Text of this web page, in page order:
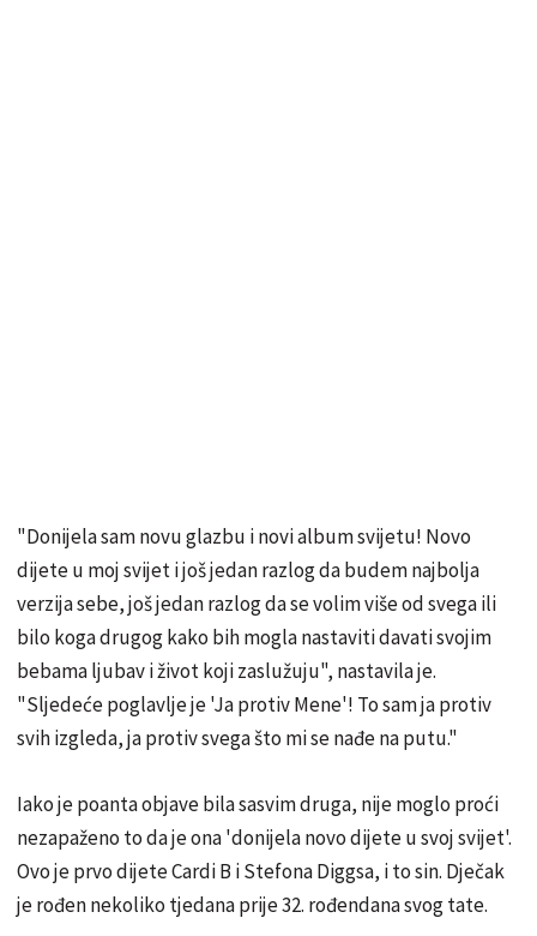
"Donijela sam novu glazbu i novi album svijetu! Novo
dijete u moj svijet i još jedan razlog da budem najbolja
verzija sebe, još jedan razlog da se volim više od svega ili
bilo koga drugog kako bih mogla nastaviti davati svojim
bebama ljubav i život koji zaslužuju", nastavila je.
"Sljedeće poglavlje je 'Ja protiv Mene'! To sam ja protiv
svih izgleda, ja protiv svega što mi se nađe na putu."
Iako je poanta objave bila sasvim druga, nije moglo proći
nezapaženo to da je ona 'donijela novo dijete u svoj svijet'.
Ovo je prvo dijete Cardi B i Stefona Diggsa, i to sin. Dječak
je rođen nekoliko tjedana prije 32. rođendana svog tate.